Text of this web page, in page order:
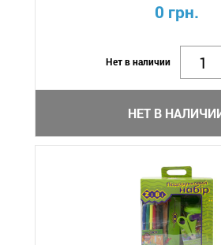
0 грн.
Нет в наличии
НЕТ В